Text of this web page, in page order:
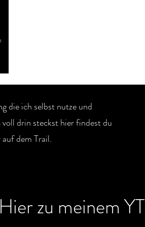
die ich selbst nutze und
drin steckst hier findest du
dem Trail.
Hier zu meinem YT